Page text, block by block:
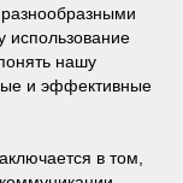
использование
нашу
и эффективные
в том,